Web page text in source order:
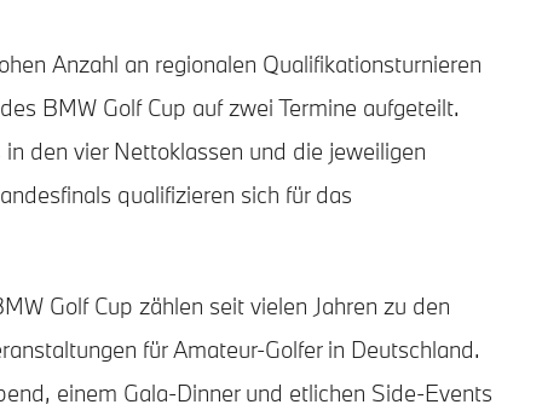
Anzahl an regionalen Qualifikationsturnieren
BMW Golf Cup auf zwei Termine aufgeteilt.
den vier Nettoklassen und die jeweiligen
qualifizieren sich für das
Golf Cup zählen seit vielen Jahren zu den
für Amateur-Golfer in Deutschland.
einem Gala-Dinner und etlichen Side-Events